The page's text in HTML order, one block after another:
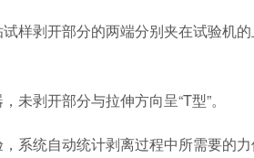
样剥开部分的两端分别夹在试验机
未剥开部分与拉伸方向呈“T型”。
，系统自动统计剥离过程中所需要的